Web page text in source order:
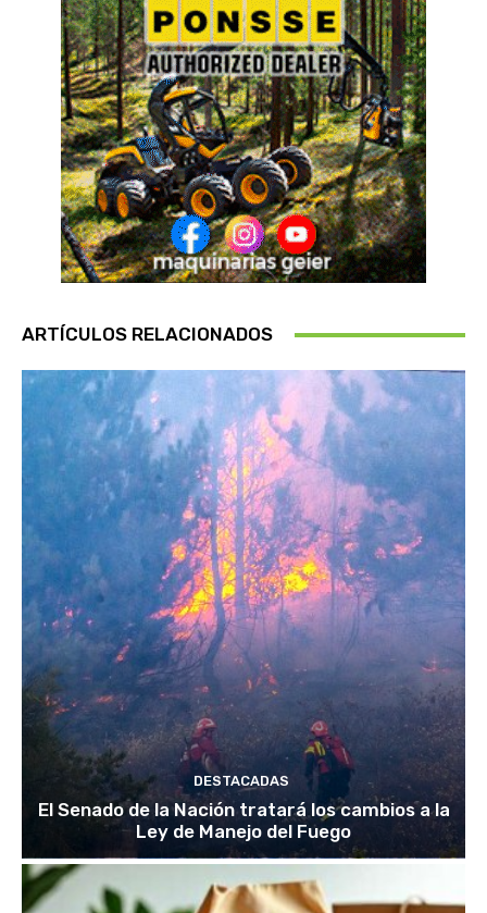
ARTÍCULOS RELACIONADOS
DESTACADAS
El Senado de la Nación tratará los cambios a la
Ley de Manejo del Fuego